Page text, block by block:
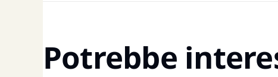
Potrebbe